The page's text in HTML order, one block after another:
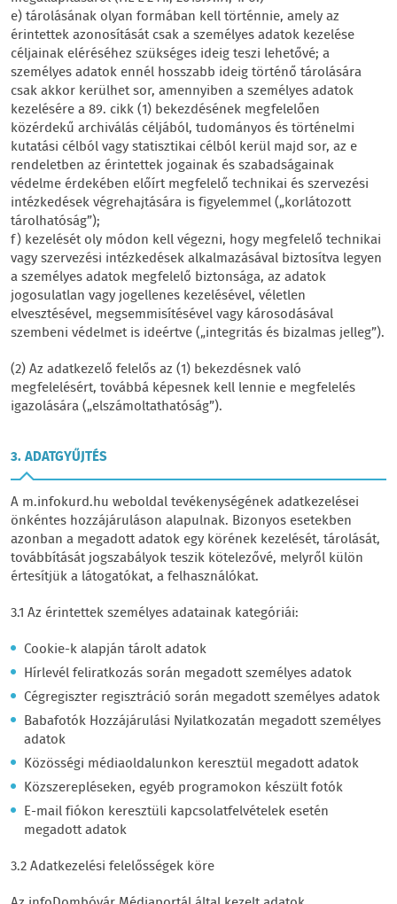
e) tárolásának olyan formában kell történnie, amely az
érintettek azonosítását csak a személyes adatok kezelése
céljainak eléréséhez szükséges ideig teszi lehetővé; a
személyes adatok ennél hosszabb ideig történő tárolására
csak akkor kerülhet sor, amennyiben a személyes adatok
kezelésére a 89. cikk (1) bekezdésének megfelelően
közérdekű archiválás céljából, tudományos és történelmi
kutatási célból vagy statisztikai célból kerül majd sor, az e
rendeletben az érintettek jogainak és szabadságainak
védelme érdekében előírt megfelelő technikai és szervezési
intézkedések végrehajtására is figyelemmel („korlátozott
tárolhatóság”);
f) kezelését oly módon kell végezni, hogy megfelelő technikai
vagy szervezési intézkedések alkalmazásával biztosítva legyen
a személyes adatok megfelelő biztonsága, az adatok
jogosulatlan vagy jogellenes kezelésével, véletlen
elvesztésével, megsemmisítésével vagy károsodásával
szembeni védelmet is ideértve („integritás és bizalmas jelleg”).
(2) Az adatkezelő felelős az (1) bekezdésnek való
megfelelésért, továbbá képesnek kell lennie e megfelelés
igazolására („elszámoltathatóság”).
3. ADATGYŰJTÉS
A m.infokurd.hu weboldal tevékenységének adatkezelései
önkéntes hozzájáruláson alapulnak. Bizonyos esetekben
azonban a megadott adatok egy körének kezelését, tárolását,
továbbítását jogszabályok teszik kötelezővé, melyről külön
értesítjük a látogatókat, a felhasználókat.
3.1 Az érintettek személyes adatainak kategóriái:
Cookie-k alapján tárolt adatok
Hírlevél feliratkozás során megadott személyes adatok
Cégregiszter regisztráció során megadott személyes adatok
Babafotók Hozzájárulási Nyilatkozatán megadott személyes
adatok
Közösségi médiaoldalunkon keresztül megadott adatok
Közszerepléseken, egyéb programokon készült fotók
E-mail fiókon keresztüli kapcsolatfelvételek esetén
megadott adatok
3.2 Adatkezelési felelősségek köre